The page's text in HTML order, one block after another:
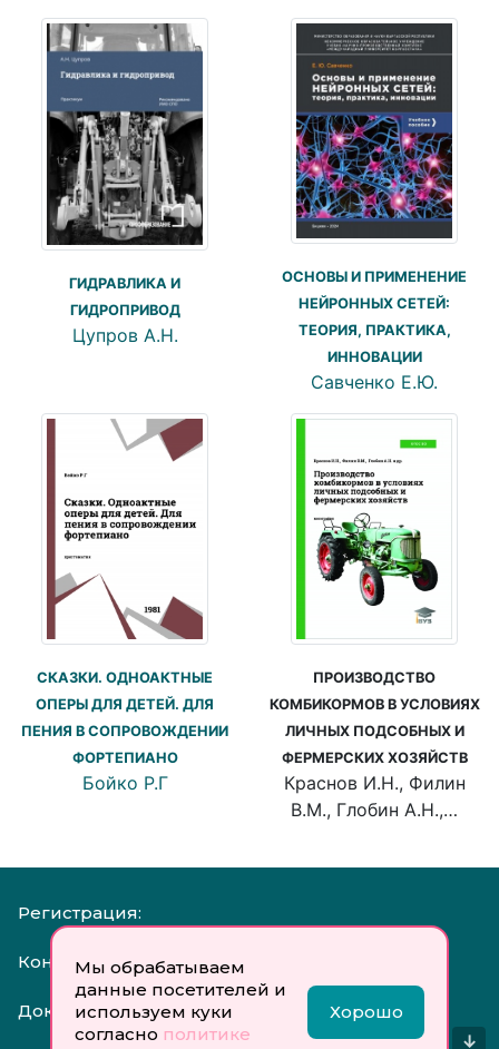
Мы обрабатываем
данные посетителей и
используем куки
согласно политике
Хорошо
ГИДРАВЛИКА И
ГИДРОПРИВОД
Цупров А.Н.
ОСНОВЫ И ПРИМЕНЕНИЕ
НЕЙРОННЫХ СЕТЕЙ:
ТЕОРИЯ, ПРАКТИКА,
ИННОВАЦИИ
Савченко Е.Ю.
СКАЗКИ. ОДНОАКТНЫЕ
ОПЕРЫ ДЛЯ ДЕТЕЙ. ДЛЯ
ПЕНИЯ В СОПРОВОЖДЕНИИ
ФОРТЕПИАНО
Бойко Р.Г
ПРОИЗВОДСТВО
КОМБИКОРМОВ В УСЛОВИЯХ
ЛИЧНЫХ ПОДСОБНЫХ И
ФЕРМЕРСКИХ ХОЗЯЙСТВ
Краснов И.Н., Филин
В.М., Глобин А.Н.,…
Регистрация:
Контакты:
Документы:
↓